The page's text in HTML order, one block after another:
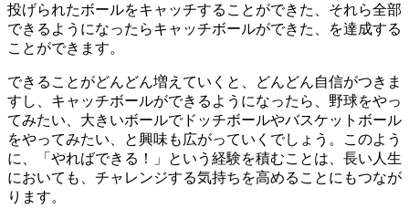
投げられたボールをキャッチすることができた、それら全部
できるようになったらキャッチボールができた、を達成する
ことができます。
できることがどんどん増えていくと、どんどん自信がつきま
すし、キャッチボールができるようになったら、野球をやっ
てみたい、大きいボールでドッチボールやバスケットボール
をやってみたい、と興味も広がっていくでしょう。このよう
に、「やればできる！」という経験を積むことは、長い人生
においても、チャレンジする気持ちを高めることにもつなが
ります。